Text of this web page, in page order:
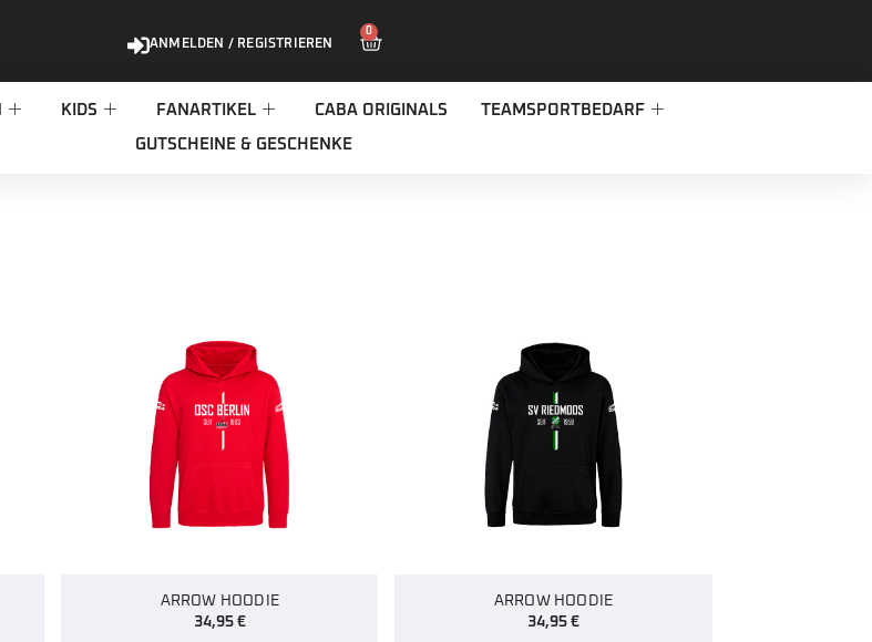
ANMELDEN / REGISTRIEREN
0
KIDS FANARTIKEL CABA ORIGINALS TEAMSPORTBEDARF
GUTSCHEINE & GESCHENKE
ARROW HOODIE
34,95 €
ARROW HOODIE
34,95 €